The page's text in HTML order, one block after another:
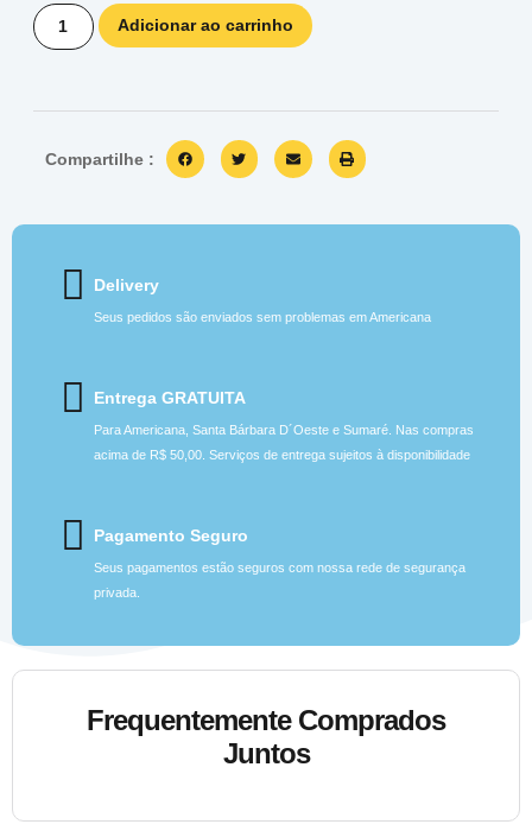
Adicionar ao carrinho
Compartilhe :
Delivery
Seus pedidos são enviados sem problemas em Americana
Entrega GRATUITA
Para Americana, Santa Bárbara D´Oeste e Sumaré. Nas compras
acima de R$ 50,00. Serviços de entrega sujeitos à disponibilidade
Pagamento Seguro
Seus pagamentos estão seguros com nossa rede de segurança
privada.
Frequentemente Comprados
Juntos